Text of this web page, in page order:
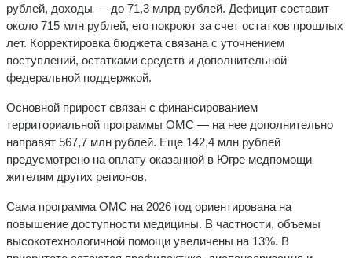
рублей, доходы — до 71,3 млрд рублей. Дефицит составит
около 715 млн рублей, его покроют за счет остатков прошлых
лет. Корректировка бюджета связана с уточнением
поступлений, остатками средств и дополнительной
федеральной поддержкой.
Основной прирост связан с финансированием
территориальной программы ОМС — на нее дополнительно
направят 567,7 млн рублей. Еще 142,4 млн рублей
предусмотрено на оплату оказанной в Югре медпомощи
жителям других регионов.
Сама программа ОМС на 2026 год ориентирована на
повышение доступности медицины. В частности, объемы
высокотехнологичной помощи увеличены на 13%. В